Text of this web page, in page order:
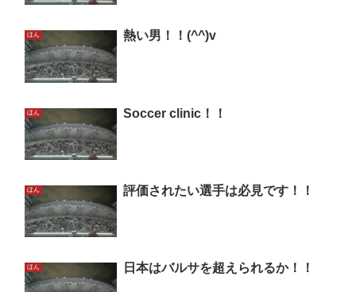
ほん 熱い男！！(^^)v
ほん Soccer clinic！！
ほん 評価されたい選手は必見です！！
ほん 日本はバルサを超えられるか！！